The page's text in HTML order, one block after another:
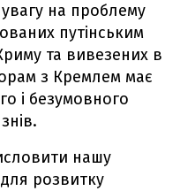
на проблему
путінським
та вивезених в
з Кремлем має
і безумовного
нашу
розвитку